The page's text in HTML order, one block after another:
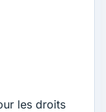
les droits